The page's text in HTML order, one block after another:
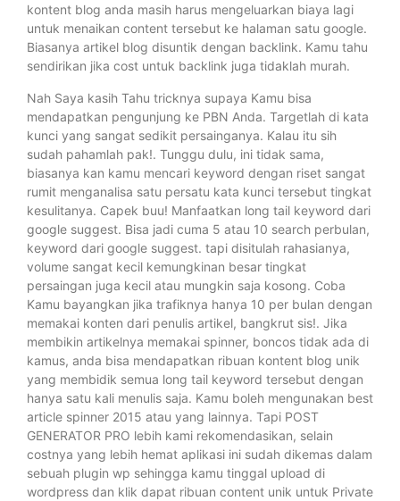
kontent blog anda masih harus mengeluarkan biaya lagi
untuk menaikan content tersebut ke halaman satu google.
Biasanya artikel blog disuntik dengan backlink. Kamu tahu
sendirikan jika cost untuk backlink juga tidaklah murah.
Nah Saya kasih Tahu tricknya supaya Kamu bisa
mendapatkan pengunjung ke PBN Anda. Targetlah di kata
kunci yang sangat sedikit persainganya. Kalau itu sih
sudah pahamlah pak!. Tunggu dulu, ini tidak sama,
biasanya kan kamu mencari keyword dengan riset sangat
rumit menganalisa satu persatu kata kunci tersebut tingkat
kesulitanya. Capek buu! Manfaatkan long tail keyword dari
google suggest. Bisa jadi cuma 5 atau 10 search perbulan,
keyword dari google suggest. tapi disitulah rahasianya,
volume sangat kecil kemungkinan besar tingkat
persaingan juga kecil atau mungkin saja kosong. Coba
Kamu bayangkan jika trafiknya hanya 10 per bulan dengan
memakai konten dari penulis artikel, bangkrut sis!. Jika
membikin artikelnya memakai spinner, boncos tidak ada di
kamus, anda bisa mendapatkan ribuan kontent blog unik
yang membidik semua long tail keyword tersebut dengan
hanya satu kali menulis saja. Kamu boleh mengunakan best
article spinner 2015 atau yang lainnya. Tapi POST
GENERATOR PRO lebih kami rekomendasikan, selain
costnya yang lebih hemat aplikasi ini sudah dikemas dalam
sebuah plugin wp sehingga kamu tinggal upload di
wordpress dan klik dapat ribuan content unik untuk Private